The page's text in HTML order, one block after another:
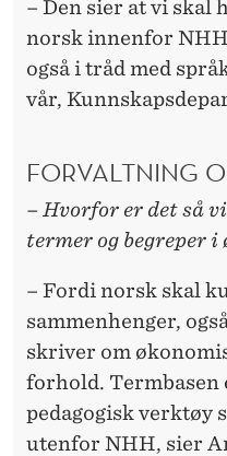
– Den sier at vi skal
norsk innenfor
også i tråd med
vår,
FORVALTNING
– Hvorfor er det så
termer og begreper i
– Fordi norsk skal
sammenhenger,
skriver om
forhold.
pedagogisk verktøy
utenfor NHH, sier